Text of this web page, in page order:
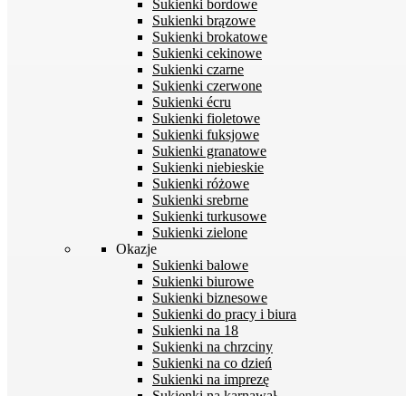
Sukienki bordowe
Sukienki brązowe
Sukienki brokatowe
Sukienki cekinowe
Sukienki czarne
Sukienki czerwone
Sukienki écru
Sukienki fioletowe
Sukienki fuksjowe
Sukienki granatowe
Sukienki niebieskie
Sukienki różowe
Sukienki srebrne
Sukienki turkusowe
Sukienki zielone
Okazje
Sukienki balowe
Sukienki biurowe
Sukienki biznesowe
Sukienki do pracy i biura
Sukienki na 18
Sukienki na chrzciny
Sukienki na co dzień
Sukienki na imprezę